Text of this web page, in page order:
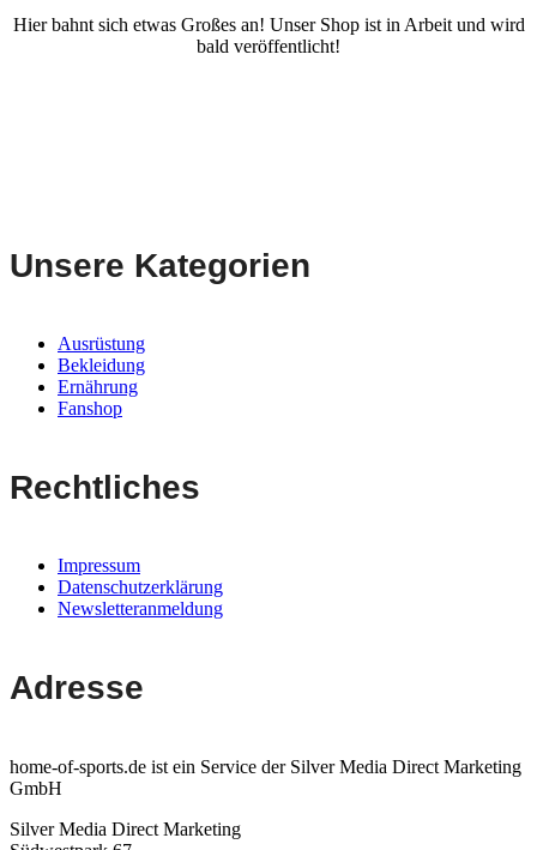
Hier bahnt sich etwas Großes an! Unser Shop ist in Arbeit und wird
bald veröffentlicht!
Unsere Kategorien
Ausrüstung
Bekleidung
Ernährung
Fanshop
Rechtliches
Impressum
Datenschutzerklärung
Newsletteranmeldung
Adresse
home-of-sports.de ist ein Service der Silver Media Direct Marketing
GmbH
Silver Media Direct Marketing